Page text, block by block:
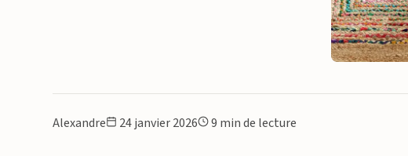
Alexandre 24 janvier 2026 9 min de lecture